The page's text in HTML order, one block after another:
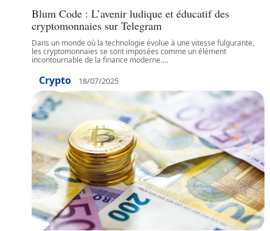
Blum Code : L’avenir ludique et éducatif des
cryptomonnaies sur Telegram
Dans un monde où la technologie évolue à une vitesse fulgurante,
les cryptomonnaies se sont imposées comme un élément
incontournable de la finance moderne.…
Crypto 18/07/2025